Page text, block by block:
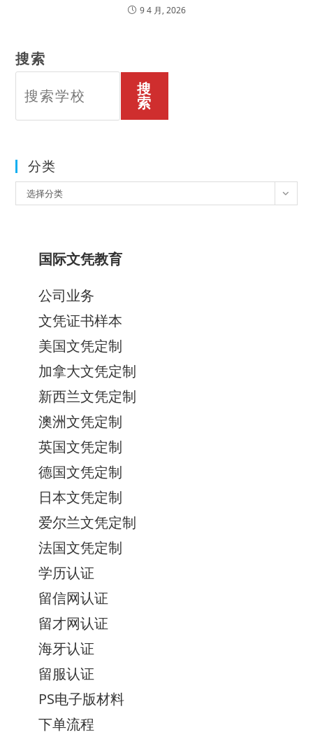
9 4 月, 2026
搜索
搜
索
分类
类
选择分类
国际文凭教育
公司业务
文凭证书样本
美国文凭定制
加拿大文凭定制
新西兰文凭定制
澳洲文凭定制
英国文凭定制
德国文凭定制
日本文凭定制
爱尔兰文凭定制
法国文凭定制
学历认证
留信网认证
留才网认证
海牙认证
留服认证
PS电子版材料
下单流程